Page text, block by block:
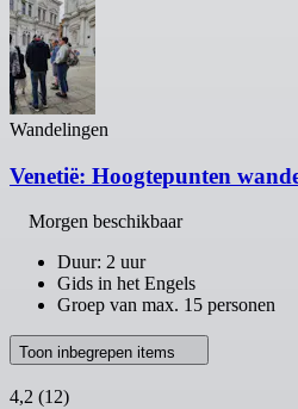
Wandelingen
Venetië: Hoogtepunten
Morgen beschikbaar
Duur: 2 uur
Gids in het Engels
Groep van max. 15 personen
Toon inbegrepen items
4,2 (12)